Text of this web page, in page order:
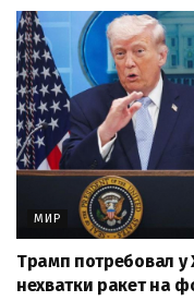
МИР
Трамп потребовал у
нехватки ракет на